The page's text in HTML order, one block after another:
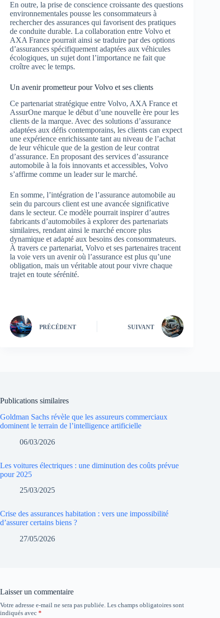
En outre, la prise de conscience croissante des questions
environnementales pousse les consommateurs à
rechercher des assurances qui favorisent des pratiques
de conduite durable. La collaboration entre Volvo et
AXA France pourrait ainsi se traduire par des options
d’assurances spécifiquement adaptées aux véhicules
écologiques, un sujet dont l’importance ne fait que
croître avec le temps.
Un avenir prometteur pour Volvo et ses clients
Ce partenariat stratégique entre Volvo, AXA France et
AssurOne marque le début d’une nouvelle ère pour les
clients de la marque. Avec des solutions d’assurance
adaptées aux défis contemporains, les clients can expect
une expérience enrichissante tant au niveau de l’achat
de leur véhicule que de la gestion de leur contrat
d’assurance. En proposant des services d’assurance
automobile à la fois innovants et accessibles, Volvo
s’affirme comme un leader sur le marché.
En somme, l’intégration de l’assurance automobile au
sein du parcours client est une avancée significative
dans le secteur. Ce modèle pourrait inspirer d’autres
fabricants d’automobiles à explorer des partenariats
similaires, rendant ainsi le marché encore plus
dynamique et adapté aux besoins des consommateurs.
À travers ce partenariat, Volvo et ses partenaires tracent
la voie vers un avenir où l’assurance est plus qu’une
obligation, mais un véritable atout pour vivre chaque
trajet en toute sérénité.
PRÉCÉDENT SUIVANT
Publications similaires
Goldman Sachs révèle que les assureurs commerciaux
dominent le terrain de l’intelligence artificielle
06/03/2026
Les voitures électriques : une diminution des coûts prévue
pour 2025
25/03/2025
Crise des assurances habitation : vers une impossibilité
d’assurer certains biens ?
27/05/2026
Laisser un commentaire
Votre adresse e-mail ne sera pas publiée. Les champs obligatoires sont
indiqués avec *